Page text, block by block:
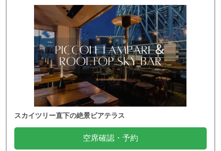
スカイツリー直下の絶景ビアテラス
空席確認・予約